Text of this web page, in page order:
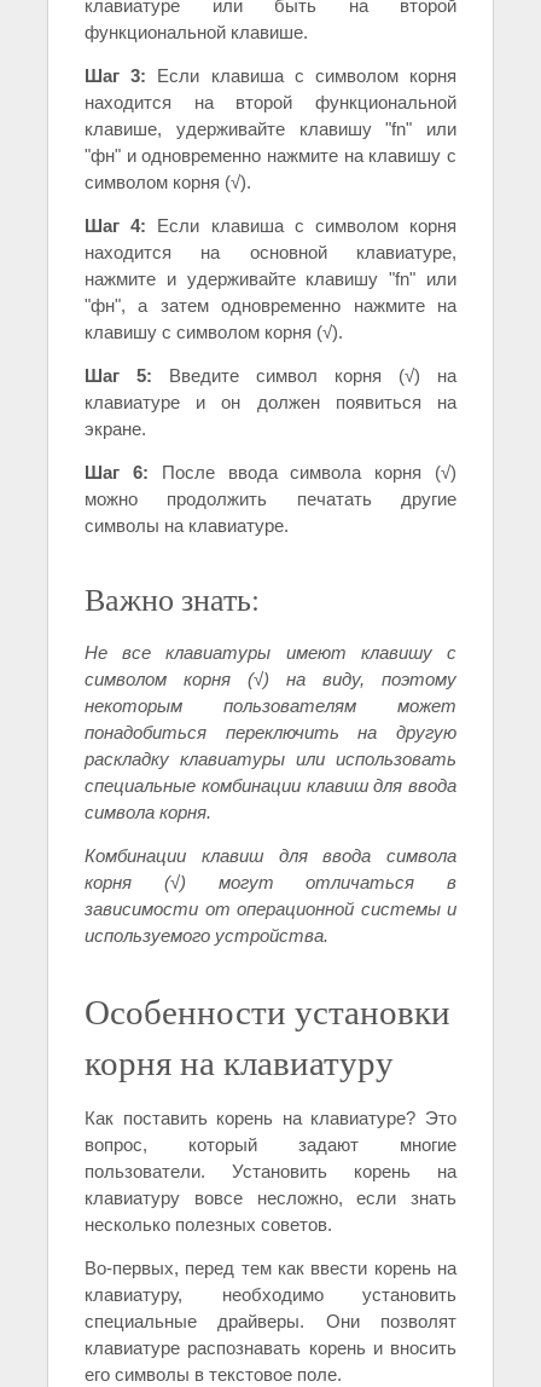
клавиатуре или быть на второй
функциональной клавише.
Шаг 3: Если клавиша с символом корня
находится на второй функциональной
клавише, удерживайте клавишу "fn" или
"фн" и одновременно нажмите на клавишу с
символом корня (√).
Шаг 4: Если клавиша с символом корня
находится на основной клавиатуре,
нажмите и удерживайте клавишу "fn" или
"фн", а затем одновременно нажмите на
клавишу с символом корня (√).
Шаг 5: Введите символ корня (√) на
клавиатуре и он должен появиться на
экране.
Шаг 6: После ввода символа корня (√)
можно продолжить печатать другие
символы на клавиатуре.
Важно знать:
Не все клавиатуры имеют клавишу с
символом корня (√) на виду, поэтому
некоторым пользователям может
понадобиться переключить на другую
раскладку клавиатуры или использовать
специальные комбинации клавиш для ввода
символа корня.
Комбинации клавиш для ввода символа
корня (√) могут отличаться в
зависимости от операционной системы и
используемого устройства.
Особенности установки
корня на клавиатуру
Как поставить корень на клавиатуре? Это
вопрос, который задают многие
пользователи. Установить корень на
клавиатуру вовсе несложно, если знать
несколько полезных советов.
Во-первых, перед тем как ввести корень на
клавиатуру, необходимо установить
специальные драйверы. Они позволят
клавиатуре распознавать корень и вносить
его символы в текстовое поле.